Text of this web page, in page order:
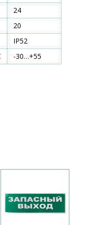
24
20
IP52
-30…+55